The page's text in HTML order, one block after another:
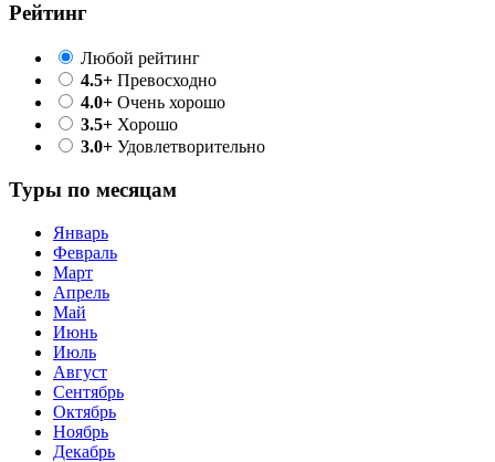
Рейтинг
Любой рейтинг
4.5+ Превосходно
4.0+ Очень хорошо
3.5+ Хорошо
3.0+ Удовлетворительно
Туры по месяцам
Январь
Февраль
Март
Апрель
Май
Июнь
Июль
Август
Сентябрь
Октябрь
Ноябрь
Декабрь